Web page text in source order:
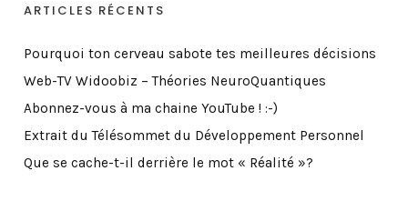
ARTICLES RÉCENTS
Pourquoi ton cerveau sabote tes meilleures décisions
Web-TV Widoobiz – Théories NeuroQuantiques
Abonnez-vous à ma chaine YouTube ! :-)
Extrait du Télésommet du Développement Personnel
Que se cache-t-il derrière le mot « Réalité »?